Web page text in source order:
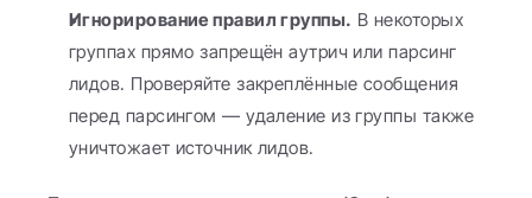
Игнорирование правил группы. В некоторых
группах прямо запрещён аутрич или парсинг
лидов. Проверяйте закреплённые сообщения
перед парсингом — удаление из группы также
уничтожает источник лидов.